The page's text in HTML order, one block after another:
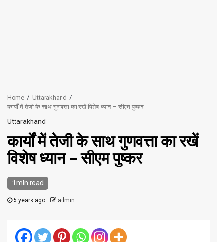
Home
Uttarakhand
कार्यों में तेजी के साथ गुणवत्ता का रखें विशेष ध्यान – सीएम पुष्कर
Uttarakhand
कार्यों में तेजी के साथ गुणवत्ता का रखें
विशेष ध्यान – सीएम पुष्कर
1 min read
5 years ago admin